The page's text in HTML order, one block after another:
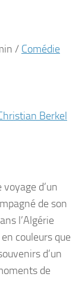
/ Comédie
Berkel
d’un
de son
l’Algérie
couleurs que
d’un
de